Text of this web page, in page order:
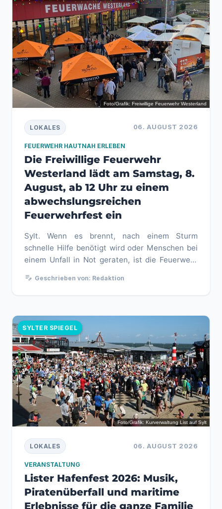
Foto/Grafik: Freiwillige Feuerwehr Westerland
06. AUGUST 2026
LOKALES
FEUERWEHR HAUTNAH ERLEBEN
Die Freiwillige Feuerwehr
Westerland lädt am Samstag, 8.
August, ab 12 Uhr zu einem
abwechslungsreichen
Feuerwehrfest ein
Sylt. Wenn es brennt, nach einem Sturm
schnelle Hilfe benötigt wird oder Menschen bei
einem Unfall in Not geraten, ist die Feuerwehr
edit_note Geschrieben von: Redaktion
SYLTER SPIEGEL
Foto/Grafik: Kurverwaltung List auf Sylt
06. AUGUST 2026
LOKALES
VERANSTALTUNG
Lister Hafenfest 2026: Musik,
Piratenüberfall und maritime
Erlebnisse für die ganze Familie